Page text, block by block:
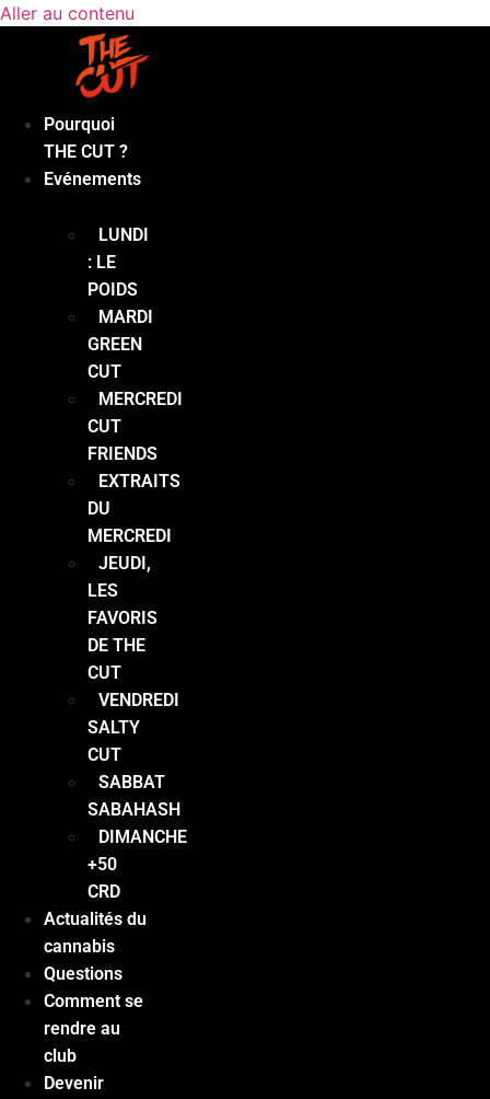
Aller au contenu
Pourquoi
THE CUT ?
Evénements
LUNDI
: LE
POIDS
MARDI
GREEN
CUT
MERCREDI
CUT
FRIENDS
EXTRAITS
DU
MERCREDI
JEUDI,
LES
FAVORIS
DE THE
CUT
VENDREDI
SALTY
CUT
SABBAT
SABAHASH
DIMANCHE
+50
CRD
Actualités du
cannabis
Questions
Comment se
rendre au
club
Devenir